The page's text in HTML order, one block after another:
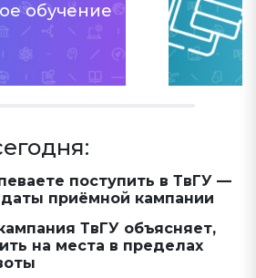
обучение
поступить в ТвГУ —
приёмной кампании
ТвГУ объясняет,
на места в пределах